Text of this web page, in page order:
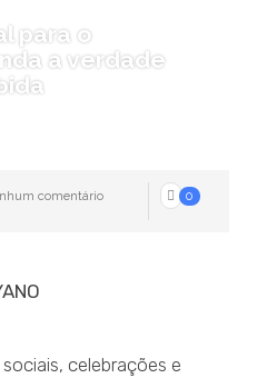
para o
a verdade
comentário 0
celebrações e